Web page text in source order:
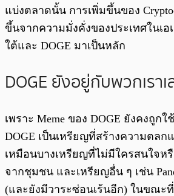
แบ่งตลาดนั้น การเพิ่มขึ้นของ
ขึ้นจากความมั่งคั่งของประเทศในเอ
ใต้และ DOGE มาเป็นหลัก
DOGE ยังอยู่กับพวกเรา
เพราะ Meme ของ DOGE ยังคงถูก
DOGE เป็นเหรียญที่สร้างความตลก
เหมือนบางเหรียญที่ไม่มีใครสนใจห
จากชุมชน และเหรียญอื่น ๆ เช่น
(และยังมีวาระซ่อนเร้นอีก) ในขณะที่